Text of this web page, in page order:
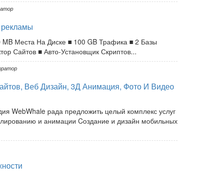
Места На Диске ■ 100 GB Трафика ■ 2 Базы
Сайтов ■ Авто-Установщик Скриптов...
Веб Дизайн, 3Д Анимация, Фото И Видео
WebWhale рада предложить целый комплекс услуг
и анимации Cоздание и дизайн мобильных